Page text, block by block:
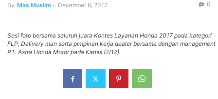
By Mas Muslim - December 8, 2017 0
Sesi foto bersama seluruh juara Kontes Layanan Honda 2017 pada kategori
FLP, Delivery man serta pimpinan kerja dealer bersama dengan management
PT. Astra Honda Motor pada Kamis (7/12).